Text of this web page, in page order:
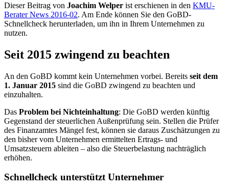
Dieser Beitrag von Joachim Welper ist erschienen in den KMU-
Berater News 2016-02. Am Ende können Sie den GoBD-
Schnellcheck herunterladen, um ihn in Ihrem Unternehmen zu
nutzen.
Seit 2015 zwingend zu beachten
An den GoBD kommt kein Unternehmen vorbei. Bereits seit dem
1. Januar 2015 sind die GoBD zwingend zu beachten und
einzuhalten.
Das Problem bei Nichteinhaltung: Die GoBD werden künftig
Gegenstand der steuerlichen Außenprüfung sein. Stellen die Prüfer
des Finanzamtes Mängel fest, können sie daraus Zuschätzungen zu
den bisher vom Unternehmen ermittelten Ertrags- und
Umsatzsteuern ableiten – also die Steuerbelastung nachträglich
erhöhen.
Schnellcheck unterstützt Unternehmer